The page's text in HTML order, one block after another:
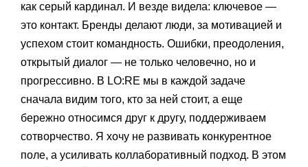
как серый кардинал. И везде видела: ключевое —
это контакт. Бренды делают люди, за мотивацией и
успехом стоит командность. Ошибки, преодоления,
открытый диалог — не только человечно, но и
прогрессивно. В LO:RE мы в каждой задаче
сначала видим того, кто за ней стоит, а еще
бережно относимся друг к другу, поддерживаем
сотворчество. Я хочу не развивать конкурентное
поле, а усиливать коллаборативный подход. В этом